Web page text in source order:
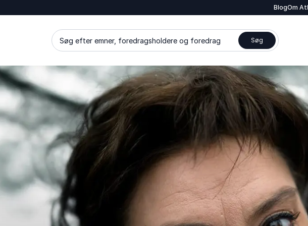
BlogOm
Søg efter emner, foredragsholdere og foredrag Søg